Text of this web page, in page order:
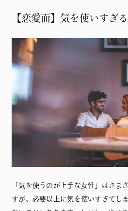
【恋愛面】気を使いすぎ
「気を使うのが上手な女性」はさま
すが、必要以上に気を使いすぎてし